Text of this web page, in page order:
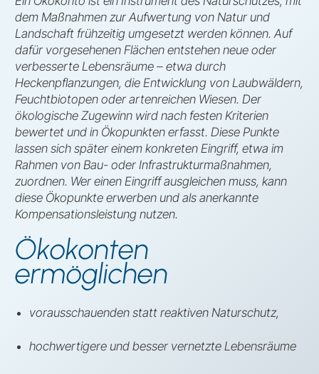
dem Maßnahmen zur Aufwertung von Natur und
Landschaft frühzeitig umgesetzt werden können. Auf
dafür vorgesehenen Flächen entstehen neue oder
verbesserte Lebensräume – etwa durch
Heckenpflanzungen, die Entwicklung von Laubwäldern,
Feuchtbiotopen oder artenreichen Wiesen. Der
ökologische Zugewinn wird nach festen Kriterien
bewertet und in Ökopunkten erfasst. Diese Punkte
lassen sich später einem konkreten Eingriff, etwa im
Rahmen von Bau- oder Infrastrukturmaßnahmen,
zuordnen. Wer einen Eingriff ausgleichen muss, kann
diese Ökopunkte erwerben und als anerkannte
Kompensationsleistung nutzen.
Ökokonten
ermöglichen
vorausschauenden statt reaktiven Naturschutz,
hochwertigere und besser vernetzte Lebensräume